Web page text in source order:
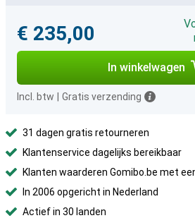
€ 235,00
In winkelwagen
Incl. btw Gratis verzending
31 dagen gratis retourneren
Klantenservice dagelijks bereikbaar
Klanten waarderen Gomibo.be met
In 2006 opgericht in Nederland
Actief in 30 landen